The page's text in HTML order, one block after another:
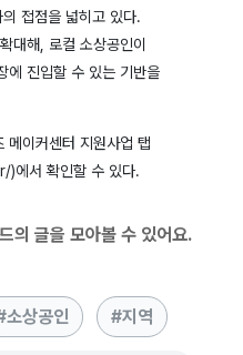
접점을 넓히고 있다.
대해, 로컬 소상공인이
에 진입할 수 있는 기반을
메이커센터 지원사업 탭
서 확인할 수 있다.
의 글을 모아볼 수 있어요.
소상공인 지역